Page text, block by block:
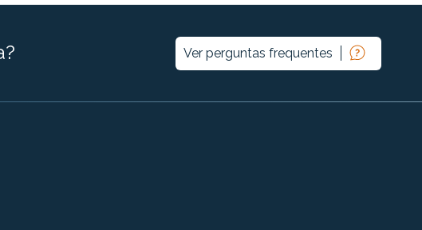
Ver perguntas frequentes